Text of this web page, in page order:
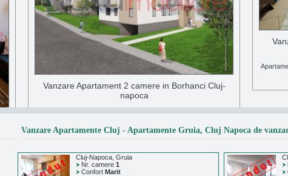
Vanzare Apartament 2 camere in Borhanci Cluj-
napoca
Vanzare Apartamente Cluj - Apartamente Gruia, Cluj Napoca de
Cluj-Napoca, Gruia
Nr. camere 1
Confort Marit